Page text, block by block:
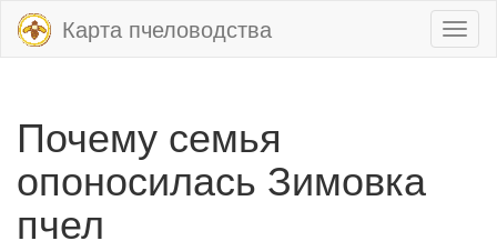
Карта пчеловодства
Почему семья
опоносилась Зимовка
пчел